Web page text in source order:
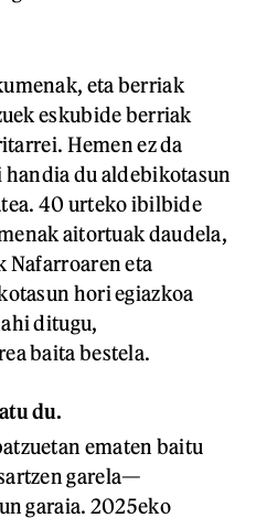
eta berriak
eskubide berriak
Hemen ez da
du aldebikotasun
40 urteko ibilbide
aitortuak daudela,
Nafarroaren eta
hori egiazkoa
ditugu,
baita bestela.
du.
ematen baitu
garela—
garaia. 2025eko